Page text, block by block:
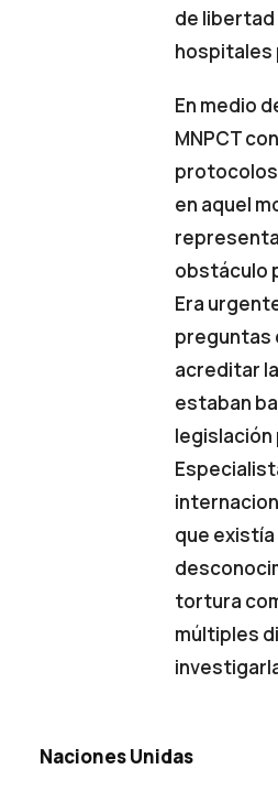
de libertad
hospitales
En medio
MNPCT
en aquel
obstáculo
Era
preguntas
acreditar
estaban
legislación
que existía
tortura
múltiples
Naciones Unidas